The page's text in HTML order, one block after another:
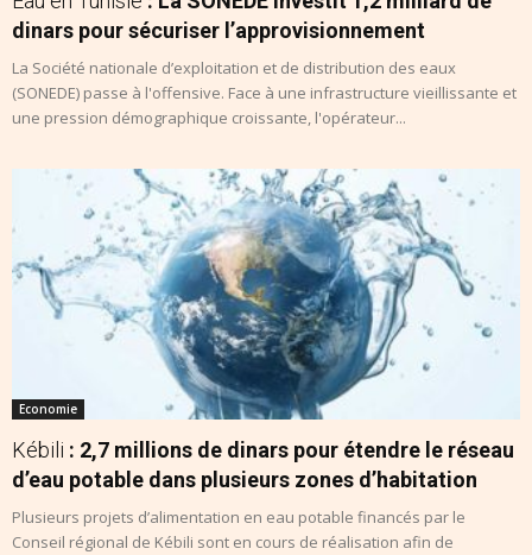
dinars pour sécuriser l’approvisionnement
La Société nationale d’exploitation et de distribution des eaux
(SONEDE) passe à l'offensive. Face à une infrastructure vieillissante et
une pression démographique croissante, l'opérateur...
Economie
Kébili : 2,7 millions de dinars pour étendre le réseau
d’eau potable dans plusieurs zones d’habitation
Plusieurs projets d’alimentation en eau potable financés par le
Conseil régional de Kébili sont en cours de réalisation afin de